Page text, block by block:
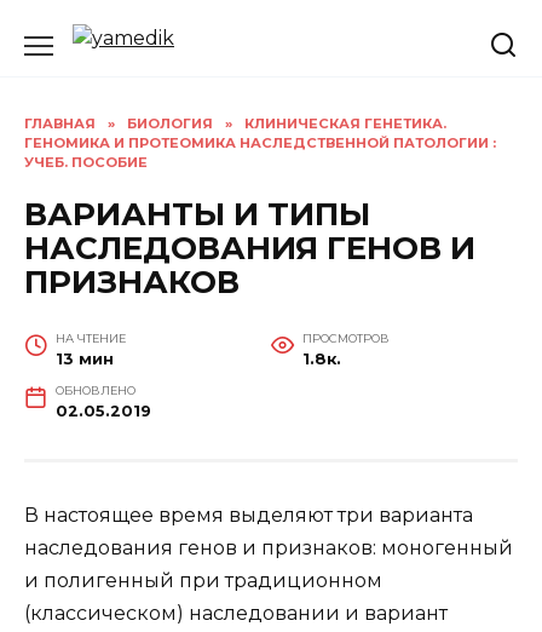
ГЛАВНАЯ » БИОЛОГИЯ »
КЛИНИЧЕСКАЯ ГЕНЕТИКА.
ГЕНОМИКА И ПРОТЕОМИКА НАСЛЕДСТВЕННОЙ ПАТОЛОГИИ :
УЧЕБ. ПОСОБИЕ
ВАРИАНТЫ И ТИПЫ
НАСЛЕДОВАНИЯ ГЕНОВ И
ПРИЗНАКОВ
НА ЧТЕНИЕ
13 мин
ПРОСМОТРОВ
1.8к.
ОБНОВЛЕНО
02.05.2019
В настоящее время выделяют три варианта
наследования генов и признаков: моногенный
и полигенный при традиционном
(классическом) наследовании и вариант